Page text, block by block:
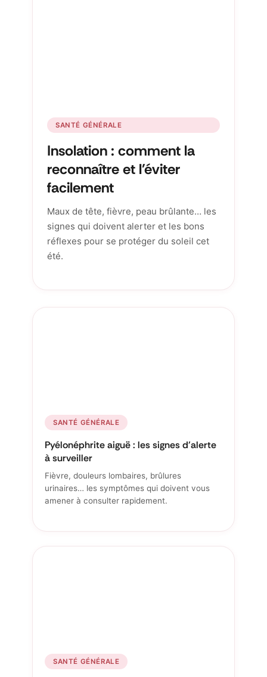
SANTÉ GÉNÉRALE
Insolation : comment la
reconnaître et l'éviter
facilement
Maux de tête, fièvre, peau brûlante… les
signes qui doivent alerter et les bons
réflexes pour se protéger du soleil cet
été.
SANTÉ GÉNÉRALE
Pyélonéphrite aiguë : les signes d'alerte
à surveiller
Fièvre, douleurs lombaires, brûlures
urinaires… les symptômes qui doivent vous
amener à consulter rapidement.
SANTÉ GÉNÉRALE